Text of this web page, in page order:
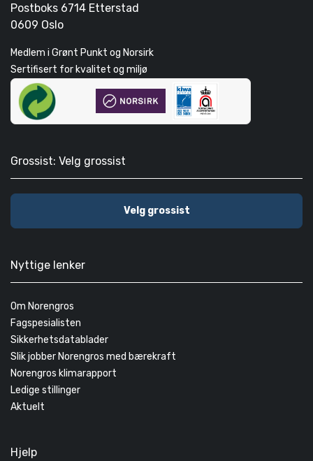
Postboks 6714 Etterstad
0609 Oslo
Medlem i Grønt Punkt og Norsirk
Sertifisert for kvalitet og miljø
Grossist: Velg grossist
Velg grossist
Nyttige lenker
Om Norengros
Fagspesialisten
Sikkerhetsdatablader
Slik jobber Norengros med bærekraft
Norengros klimarapport
Ledige stillinger
Aktuelt
Hjelp